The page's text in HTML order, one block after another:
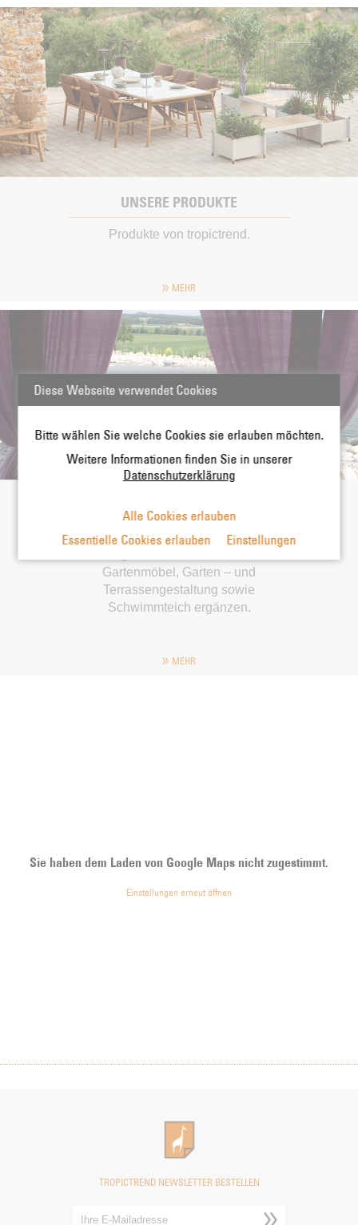
UNSERE PRODUKTE
Produkte von tropictrend.
MEHR
In unserer neu gestalteten Ausstellung
Gartenmöbel, Garten – und
Terrassengestaltung sowie
Schwimmteich ergänzen.
MEHR
Sie haben dem Laden von Google Maps nicht zugestimmt.
Einstellungen erneut öffnen
TROPICTREND NEWSLETTER BESTELLEN
Diese Webseite verwendet Cookies
Bitte wählen Sie welche Cookies sie erlauben möchten.
Weitere Informationen finden Sie in unserer
Datenschutzerklärung
Alle Cookies erlauben
Essentielle Cookies erlauben
Einstellungen